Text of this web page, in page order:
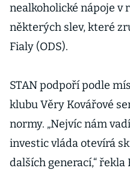
nealkoholické nápoje v
některých slev, které
Fialy (ODS).
STAN podpoří podle
klubu Věry Kovářové
normy. „Nejvíc nám
investic vláda otevírá
dalších generací,“ řekla